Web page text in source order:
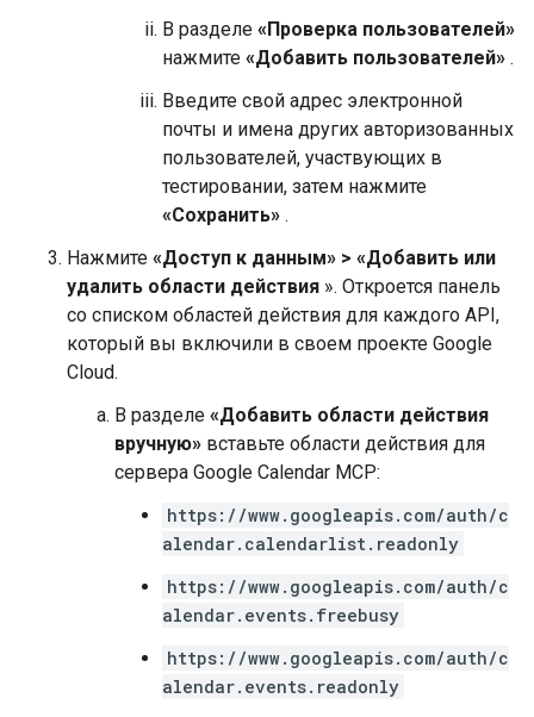
В разделе «Проверка пользователей»
нажмите «Добавить пользователей» .
Введите свой адрес электронной
почты и имена других авторизованных
пользователей, участвующих в
тестировании, затем нажмите
«Сохранить» .
Нажмите «Доступ к данным» > «Добавить или
удалить области действия ». Откроется панель
со списком областей действия для каждого API,
который вы включили в своем проекте Google
Cloud.
В разделе «Добавить области действия
вручную» вставьте области действия для
сервера Google Calendar MCP:
https://www.googleapis.com/auth/c
alendar.calendarlist.readonly
https://www.googleapis.com/auth/c
alendar.events.freebusy
https://www.googleapis.com/auth/c
alendar.events.readonly